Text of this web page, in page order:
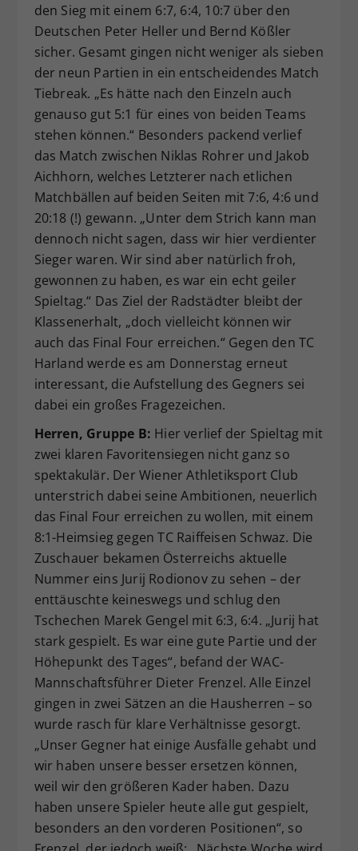
den Sieg mit einem 6:7, 6:4, 10:7 über den
Deutschen Peter Heller und Bernd Kößler
sicher. Gesamt gingen nicht weniger als sieben
der neun Partien in ein entscheidendes Match
Tiebreak. „Es hätte nach den Einzeln auch
genauso gut 5:1 für eines von beiden Teams
stehen können.“ Besonders packend verlief
das Match zwischen Niklas Rohrer und Jakob
Aichhorn, welches Letzterer nach etlichen
Matchbällen auf beiden Seiten mit 7:6, 4:6 und
20:18 (!) gewann. „Unter dem Strich kann man
dennoch nicht sagen, dass wir hier verdienter
Sieger waren. Wir sind aber natürlich froh,
gewonnen zu haben, es war ein echt geiler
Spieltag.“ Das Ziel der Radstädter bleibt der
Klassenerhalt, „doch vielleicht können wir
auch das Final Four erreichen.“ Gegen den TC
Harland werde es am Donnerstag erneut
interessant, die Aufstellung des Gegners sei
dabei ein großes Fragezeichen.
Herren, Gruppe B: Hier verlief der Spieltag mit
zwei klaren Favoritensiegen nicht ganz so
spektakulär. Der Wiener Athletiksport Club
unterstrich dabei seine Ambitionen, neuerlich
das Final Four erreichen zu wollen, mit einem
8:1-Heimsieg gegen TC Raiffeisen Schwaz. Die
Zuschauer bekamen Österreichs aktuelle
Nummer eins Jurij Rodionov zu sehen – der
enttäuschte keineswegs und schlug den
Tschechen Marek Gengel mit 6:3, 6:4. „Jurij hat
stark gespielt. Es war eine gute Partie und der
Höhepunkt des Tages“, befand der WAC-
Mannschaftsführer Dieter Frenzel. Alle Einzel
gingen in zwei Sätzen an die Hausherren – so
wurde rasch für klare Verhältnisse gesorgt.
„Unser Gegner hat einige Ausfälle gehabt und
wir haben unsere besser ersetzen können,
weil wir den größeren Kader haben. Dazu
haben unsere Spieler heute alle gut gespielt,
besonders an den vorderen Positionen“, so